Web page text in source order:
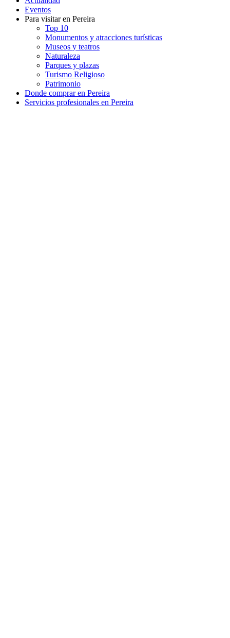
Eventos
Para visitar en Pereira
Top 10
Monumentos y atracciones turísticas
Museos y teatros
Naturaleza
Parques y plazas
Turismo Religioso
Patrimonio
Donde comprar en Pereira
Servicios profesionales en Pereira